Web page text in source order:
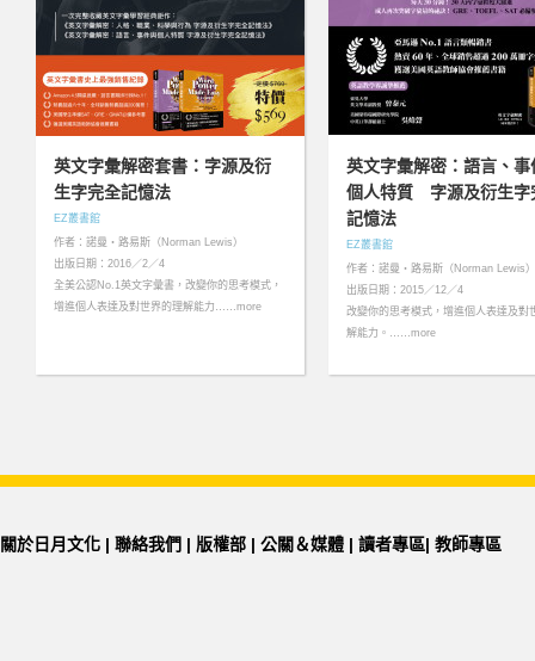
英文字彙解密套書：字源及衍
生字完全記憶法
EZ叢書館
作者：諾曼‧路易斯（Norman Lewis）
出版日期：2016／2／4
全美公認No.1英文字彙書，改變你的思考模式，
增進個人表達及對世界的理解能力……more
英文字彙解密：語言、事
個人特質 字源及衍生字
記憶法
EZ叢書館
作者：諾曼‧路易斯（Norman Lewis）
出版日期：2015／12／4
改變你的思考模式，增進個人表達及對
解能力。……more
關於日月文化 | 聯絡我們 | 版權部 | 公關＆媒體 | 讀者專區| 教師專區